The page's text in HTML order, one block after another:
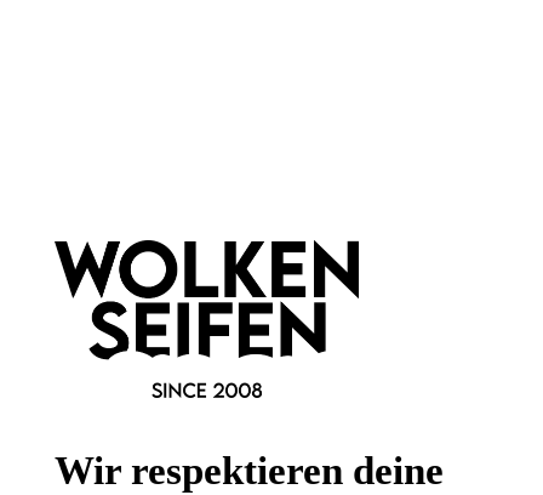
Informationen
Gesetzliche Informationen
FAQWir respektieren deine